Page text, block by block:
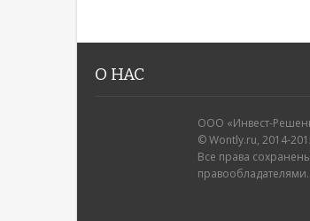
О НАС
ООО «Инвест-
© Wontly.ru, 2014-
Все права
правообладателями.